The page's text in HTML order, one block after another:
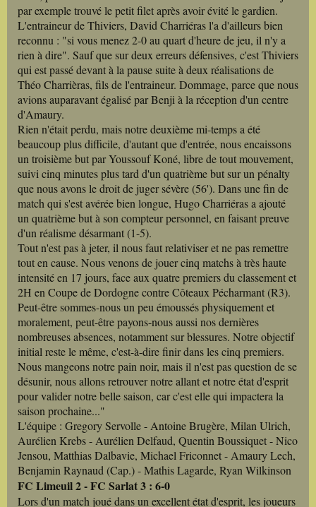
par exemple trouvé le petit filet après avoir évité le gardien.
L'entraineur de Thiviers, David Charriéras l'a d'ailleurs bien
reconnu : "si vous menez 2-0 au quart d'heure de jeu, il n'y a
rien à dire". Sauf que sur deux erreurs défensives, c'est Thiviers
qui est passé devant à la pause suite à deux réalisations de
Théo Charrièras, fils de l'entraineur. Dommage, parce que nous
avions auparavant égalisé par Benji à la réception d'un centre
d'Amaury.
Rien n'était perdu, mais notre deuxième mi-temps a été
beaucoup plus difficile, d'autant que d'entrée, nous encaissons
un troisième but par Youssouf Koné, libre de tout mouvement,
suivi cinq minutes plus tard d'un quatrième but sur un pénalty
que nous avons le droit de juger sévère (56'). Dans une fin de
match qui s'est avérée bien longue, Hugo Charriéras a ajouté
un quatrième but à son compteur personnel, en faisant preuve
d'un réalisme désarmant (1-5).
Tout n'est pas à jeter, il nous faut relativiser et ne pas remettre
tout en cause. Nous venons de jouer cinq matchs à très haute
intensité en 17 jours, face aux quatre premiers du classement et
2H en Coupe de Dordogne contre Côteaux Pécharmant (R3).
Peut-être sommes-nous un peu émoussés physiquement et
moralement, peut-être payons-nous aussi nos dernières
nombreuses absences, notamment sur blessures. Notre objectif
initial reste le même, c'est-à-dire finir dans les cinq premiers.
Nous mangeons notre pain noir, mais il n'est pas question de se
désunir, nous allons retrouver notre allant et notre état d'esprit
pour valider notre belle saison, car c'est elle qui impactera la
saison prochaine..."
L'équipe : Gregory Servolle - Antoine Brugère, Milan Ulrich,
Aurélien Krebs - Aurélien Delfaud, Quentin Boussiquet - Nico
Jensou, Matthias Dalbavie, Michael Friconnet - Amaury Lech,
Benjamin Raynaud (Cap.) - Mathis Lagarde, Ryan Wilkinson
FC Limeuil 2 - FC Sarlat 3 : 6-0
Lors d'un match joué dans un excellent état d'esprit, les joueurs